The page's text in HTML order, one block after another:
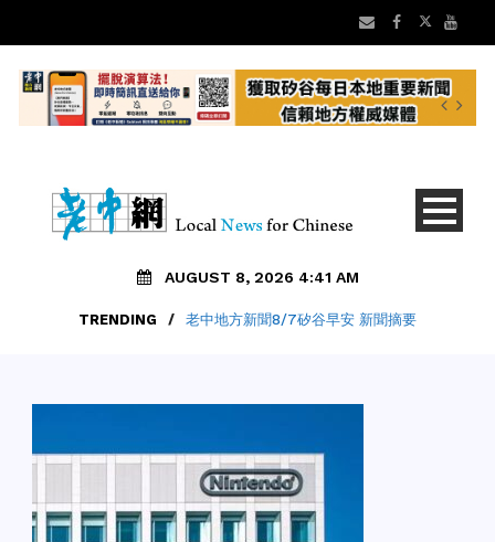
AUGUST 8, 2026 4:41 AM
TRENDING / 老中地方新聞8/7矽谷早安 新聞摘要